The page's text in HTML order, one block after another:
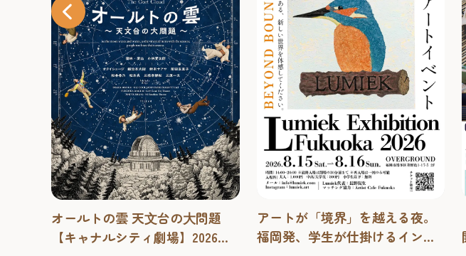
アートが「境界」を越える夜。
福岡発、学生が仕掛けるインク
「そうめん小屋 in ベイサイド」
開催中！【ベイサイドプレイス